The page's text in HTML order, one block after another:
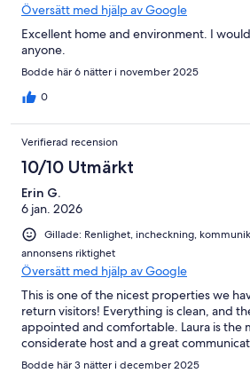
Översätt med hjälp av Google
Excellent home and environment. I
anyone.
Bodde här 6 nätter i november 2025
0
Verifierad recension
10/10 Utmärkt
Erin G.
6 jan. 2026
Gillade: Renlighet, incheckning,
annonsens riktighet
Översätt med hjälp av Google
This is one of the nicest properties we
return visitors! Everything is clean, and
appointed and comfortable. Laura is the
considerate host and a great
Bodde här 3 nätter i december 2025